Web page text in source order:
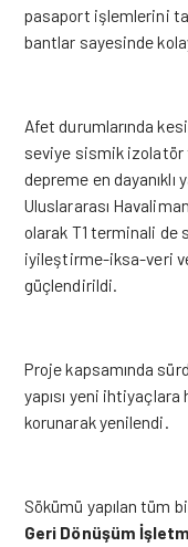
pasaport işlemlerini
bantlar sayesinde
Afet durumlarında
seviye sismik izolatör
depreme en dayanıklı
Uluslararası
olarak T1 terminali de
iyileştirme-iksa-veri
güçlendirildi.
Proje kapsamında
yapısı yeni
korunarak yenilendi.
Sökümü yapılan tüm
Geri Dönüşüm